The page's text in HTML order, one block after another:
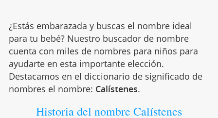
¿Estás embarazada y buscas el nombre ideal
para tu bebé? Nuestro buscador de nombre
cuenta con miles de nombres para niños para
ayudarte en esta importante elección.
Destacamos en el diccionario de significado de
nombres el nombre: Calístenes.
Historia del nombre Calístenes